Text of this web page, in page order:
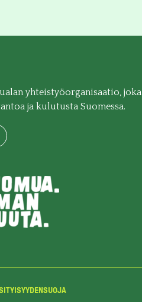
yhteistyöorganisaatio, joka
ja kulutusta Suomessa.